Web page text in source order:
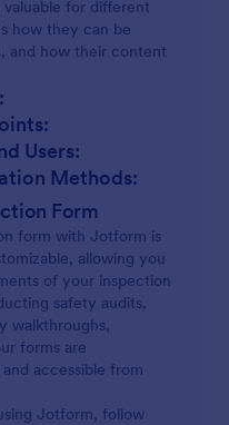
for different
how they can be
and how their content
Users:
Methods:
Form
form with Jotform is
allowing you
of your inspection
safety audits,
walkthroughs,
forms are
accessible from
Jotform, follow